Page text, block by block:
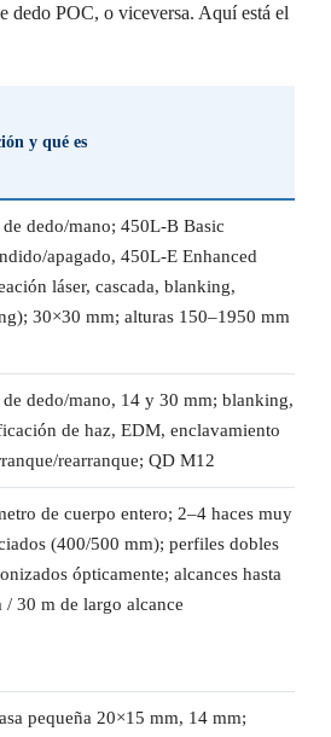
dedo POC, o viceversa. Aquí está el
y qué es
de dedo/mano; 450L-B Basic
apagado, 450L-E Enhanced
láser, cascada, blanking,
30×30 mm; alturas 150–1950 mm
de dedo/mano, 14 y 30 mm; blanking,
de haz, EDM, enclavamiento
rearranque; QD M12
de cuerpo entero; 2–4 haces muy
(400/500 mm); perfiles dobles
ópticamente; alcances hasta
/ 30 m de largo alcance
pequeña 20×15 mm, 14 mm;